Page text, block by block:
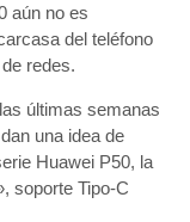
aún no es
del teléfono
redes.
últimas semanas
una idea de
Huawei P50, la
soporte Tipo-C